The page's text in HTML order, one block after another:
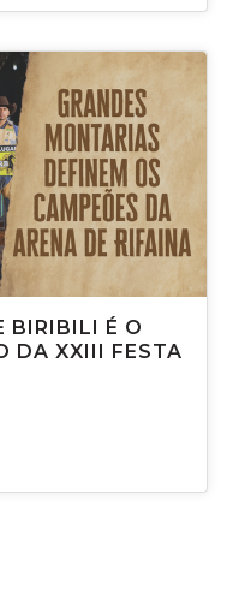
BIRIBILI É O
DA XXIII FESTA